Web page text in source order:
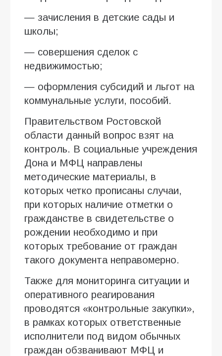
— зачисления в детские сады и
школы;
— совершения сделок с
недвижимостью;
— оформления субсидий и льгот на
коммунальные услуги, пособий.
Правительством Ростовской
области данный вопрос взят на
контроль. В социальные учреждения
Дона и МФЦ направлены
методические материалы, в
которых четко прописаны случаи,
при которых наличие отметки о
гражданстве в свидетельстве о
рождении необходимо и при
которых требование от граждан
такого документа неправомерно.
Также для мониторинга ситуации и
оперативного реагирования
проводятся «контрольные закупки»,
в рамках которых ответственные
исполнители под видом обычных
граждан обзванивают МФЦ и